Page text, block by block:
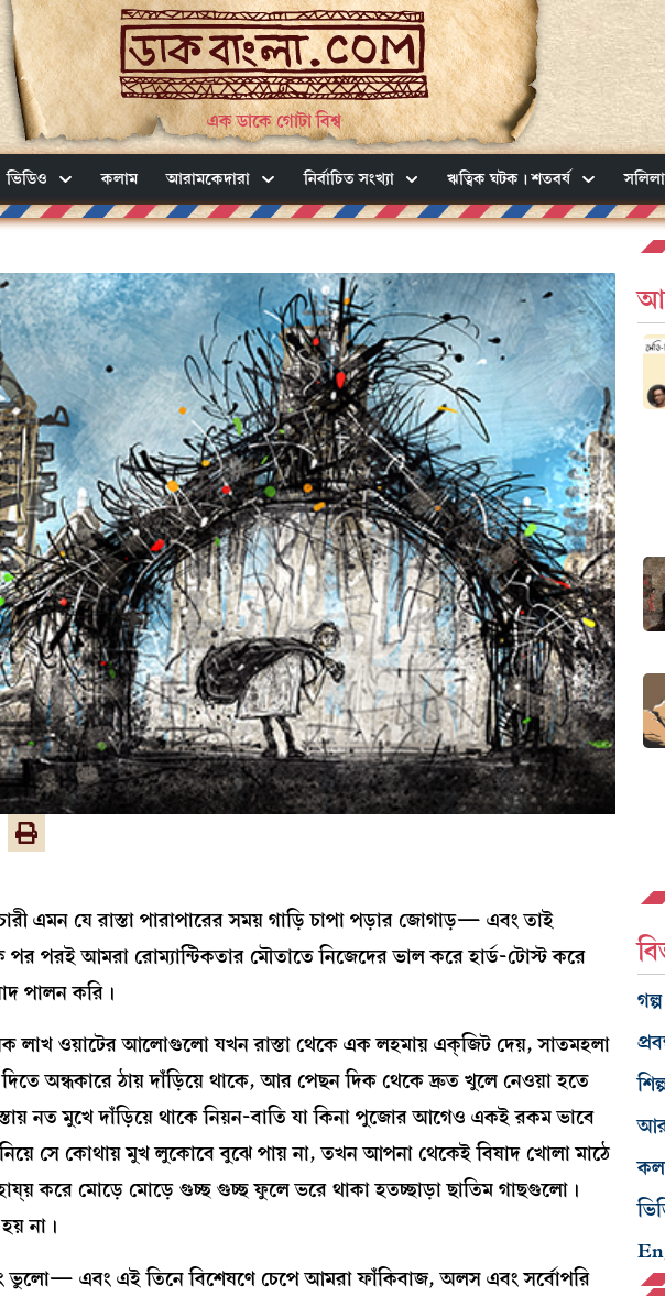
এক ডাকে গোটা বিশ্ব
ভিডিও কলাম আরামকেদারা নির্বাচিত সংখ্যা ঋত্বিক ঘটক। শতবর্ষ
এমন যে রাস্তা পারাপারের সময় গাড়ি চাপা পড়ার জোগাড়— এবং তাই
পরই আমরা রোম্যান্টিকতার মৌতাতে নিজেদের ভাল করে হার্ড-টোস্ট করে
পালন করি।
লাখ ওয়াটের আলোগুলো যখন রাস্তা থেকে এক লহমায় এক্জিট দেয়, সাতমহলা
অন্ধকারে ঠায় দাঁড়িয়ে থাকে, আর পেছন দিক থেকে দ্রুত খুলে নেওয়া হতে
নত মুখে দাঁড়িয়ে থাকে নিয়ন-বাতি যা কিনা পুজোর আগেও একই রকম ভাবে
সে কোথায় মুখ লুকোবে বুঝে পায় না, তখন আপনা থেকেই বিষাদ খোলা মাঠে
করে মোড়ে মোড়ে গুচ্ছ গুচ্ছ ফুলে ভরে থাকা হতচ্ছাড়া ছাতিম গাছগুলো।
না।
ভুলো— এবং এই তিনে বিশেষণে চেপে আমরা ফাঁকিবাজ, অলস এবং সর্বোপরি